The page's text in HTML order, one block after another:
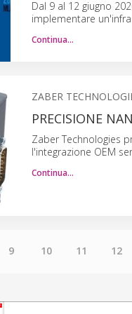
Dal 9 al 12 giugno
implementare
Continua…
ZABER
PRECISIONE
Zaber Technologies
l'integrazione OEM
Continua…
9 10 11 12